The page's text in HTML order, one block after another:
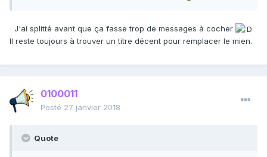
J'ai splitté avant que ça fasse trop de messages à cocher
Il reste toujours à trouver un titre décent pour remplacer le mien.
0100011
Posté 27 janvier 2018
Quote